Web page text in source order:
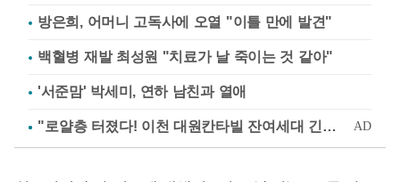
방은희, 어머니 고독사에 오열 "이틀 만에 발견"
백혈병 재발 최성원 "치료가 날 죽이는 것 같아"
'서준맘' 박세미, 연하 남친과 열애